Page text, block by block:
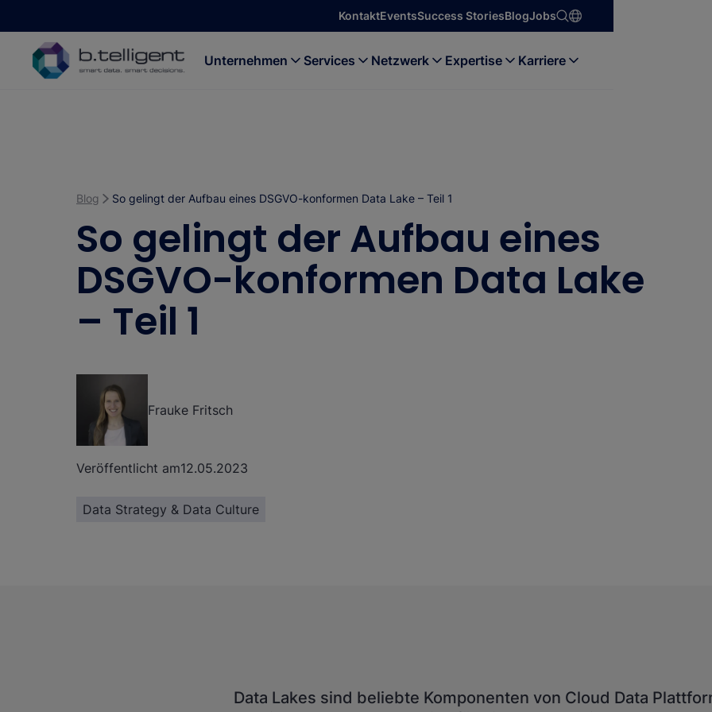
KontaktEventsSuccess StoriesBlogJobs
Unternehmen Services Netzwerk Expertise Karriere
Blog So gelingt der Aufbau eines DSGVO-konformen Data Lake – Teil 1
So gelingt der Aufbau eines
DSGVO-konformen Data Lake
– Teil 1
Frauke Fritsch
Veröffentlicht am12.05.2023
Data Strategy & Data Culture
Data Lakes sind beliebte Komponenten von Cloud Data